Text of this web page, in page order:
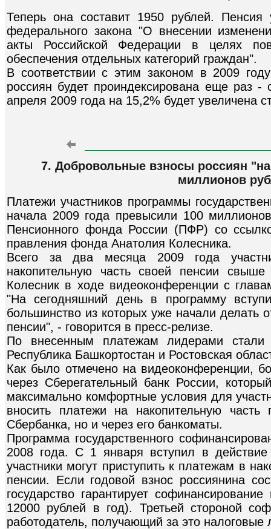
Теперь она составит 1950 рублей. Пенсия
федерального закона "О внесении
акты Российской Федерации в целях
обеспечения отдельных категорий граждан".
В соответствии с этим законом в 2009
россиян будет проиндексирована еще раз
апреля 2009 года на 15,2% будет увеличена
7. Добровольные взносы россиян
миллионов
Платежи участников программы
начала 2009 года превысили 100
Пенсионного фонда России (ПФР) со
правления фонда Анатолия Колесника.
Всего за два месяца 2009 года
накопительную часть своей пенсии
Колесник в ходе видеоконференции с
"На сегодняшний день в программу
большинство из которых уже начали делать
пенсии", - говорится в пресс-релизе.
По внесенным платежам лидерами стали
Республика Башкортостан и Ростовская
Как было отмечено на видеоконференции,
через Сберегательный банк России,
максимально комфортные условия для
вносить платежи на накопительную
Сбербанка, но и через его банкоматы.
Программа государственного
2008 года. С 1 января вступил в действие
участники могут приступить к платежам в
пенсии. Если годовой взнос россиянина
государство гарантирует
12000 рублей в год). Третьей стороной
работодатель, получающий за это налоговые